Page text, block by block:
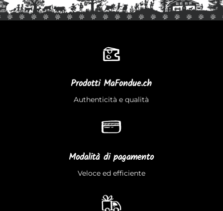
Prodotti MaFondue.ch
Authenticità e qualità
Modalità di pagamento
Veloce ed efficiente